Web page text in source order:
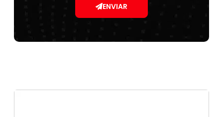
ENVIAR